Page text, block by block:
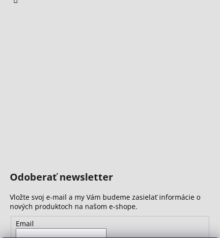
Odoberať newsletter
Vložte svoj e-mail a my Vám budeme zasielať informácie o
nových produktoch na našom e-shope.
Email